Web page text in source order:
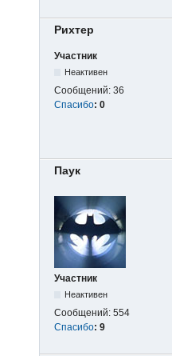
Рихтер
Участник
Неактивен
Сообщений: 36
Спасибо: 0
Паук
Участник
Неактивен
Сообщений: 554
Спасибо: 9